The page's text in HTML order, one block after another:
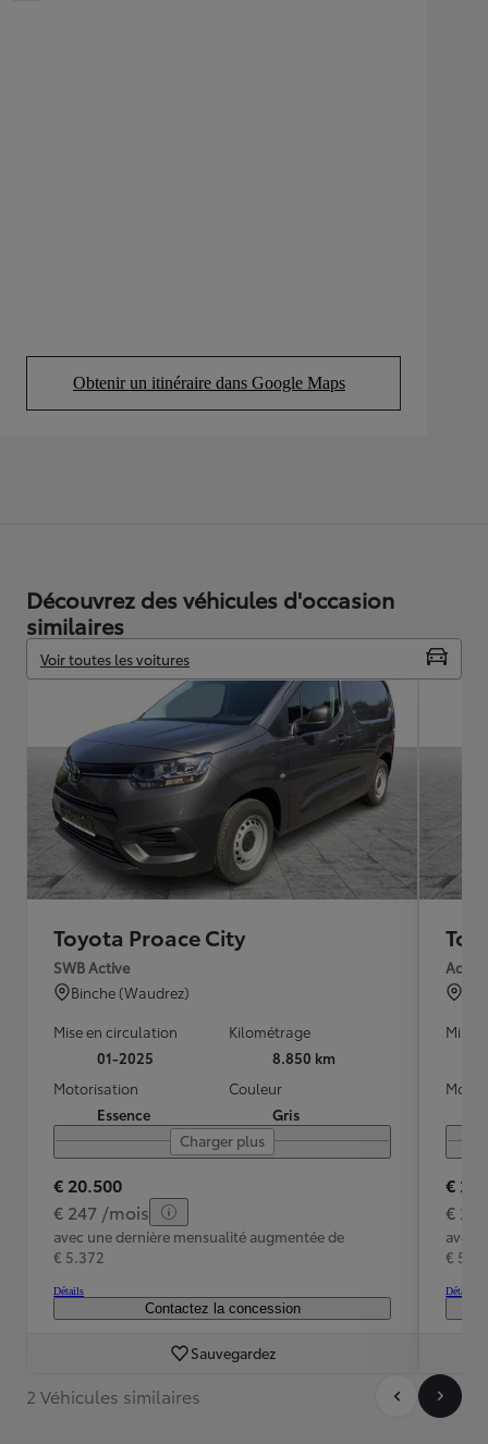
Obtenir un itinéraire dans Google Maps
(Opens in new tab)
Découvrez des véhicules d'occasion
similaires
Voir toutes les voitures
Toyota Proace City
SWB Active
Binche (Waudrez)
Mise en circulation
01-2025
Kilométrage
8.850 km
Motorisation
Essence
Couleur
Gris
Charger plus
€ 20.500
€ 247 /mois
avec une dernière mensualité augmentée de
€ 5.372
Détails
Contactez la concession
Sauvegardez
Active
Mise
€
€
avec
€
Détails
2 Véhicules similaires